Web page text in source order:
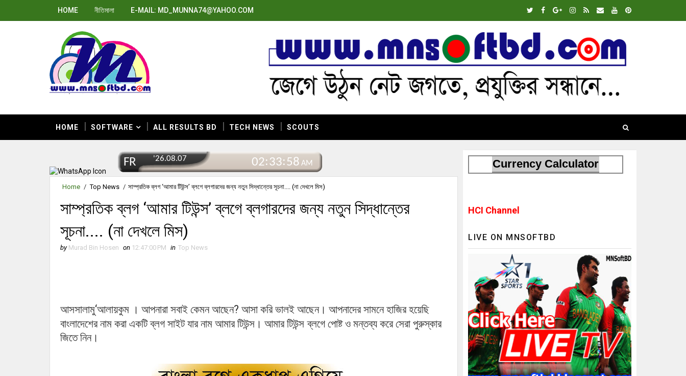
HOME নীতিমালা E-MAIL: MD_MUNNA74@YAHOO.COM
HOME SOFTWARE ALL RESULTS BD TECH NEWS SCOUTS
Home / Top News / সাম্প্রতিক ব্লগ ‘আমার টিউন্স’ ব্লগে ব্লগারদের জন্য নতুন সিদ্ধান্তের সূচনা.... (না দেখলে মিস)
সাম্প্রতিক ব্লগ ‘আমার টিউন্স’ ব্লগে ব্লগারদের জন্য নতুন সিদ্ধান্তের
সূচনা.... (না দেখলে মিস)
by Murad Bin Hosen on 12:47:00 PM in Top News
আসসালামু‘আলায়কুম । আপনারা সবাই কেমন আছেন? আসা করি ভালই আছেন। আপনাদের সামনে হাজির হয়েছি
বাংলাদেশের নাম করা একটি ব্লগ সাইট যার নাম আমার টিউন্স । আমার টিউন্স ব্লগে পোষ্ট ও মন্তব্য করে সেরা পুরুস্কার
জিতে নিন।
Currency Calculator
HCI Channel
LIVE ON MNSOFTBD